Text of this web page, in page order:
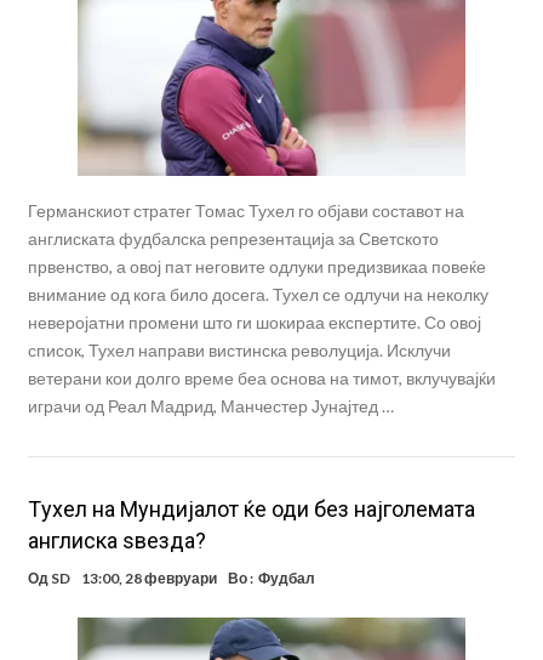
Германскиот стратег Томас Тухел го објави составот на
англиската фудбалска репрезентација за Светското
првенство, а овој пат неговите одлуки предизвикаа повеќе
внимание од кога било досега. Тухел се одлучи на неколку
неверојатни промени што ги шокираа експертите. Со овој
список, Тухел направи вистинска револуција. Исклучи
ветерани кои долго време беа основа на тимот, вклучувајќи
играчи од Реал Мадрид, Манчестер Јунајтед …
Tухел на Мундијалот ќе оди без најголемата
англиска ѕвезда?
Од SD 13:00, 28 февруари Во : Фудбал